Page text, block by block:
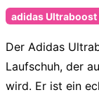
adidas Ultraboost
Der Adidas
Laufschuh, der
wird. Er ist ein